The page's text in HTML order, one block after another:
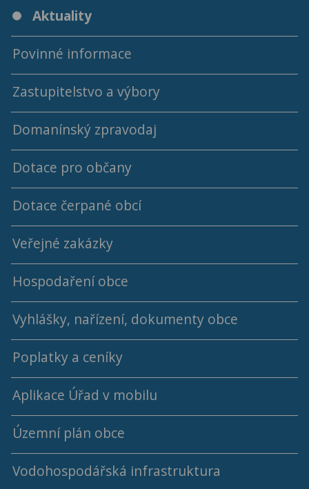
Aktuality
Povinné informace
Zastupitelstvo a výbory
Programy a usnesení ZO
Archív programů a usnesení ZO
Členové ZO
Jednací řád ZO
Výbory
Domanínský zpravodaj
Archiv Domanínského zpravodaje
Dotace pro občany
Dotace čerpané obcí
2018 - 2022
2014 - 2018
Veřejné zakázky
Hospodaření obce
Střednědobý výhled rozpočtu
Rok 2026
Rok 2025
Rok 2024
Rok 2023
Vyhlášky, nařízení, dokumenty obce
Poplatky a ceníky
Aplikace Úřad v mobilu
Územní plán obce
Vodohospodářská infrastruktura